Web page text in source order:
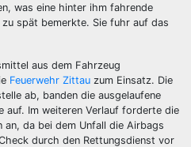
was eine hinter ihm fahrende
spät bemerkte. Sie fuhr auf das
aus dem Fahrzeug
Feuerwehr Zittau zum Einsatz. Die
ab, banden die ausgelaufene
auf. Im weiteren Verlauf forderte die
an, da bei dem Unfall die Airbags
durch den Rettungsdienst vor